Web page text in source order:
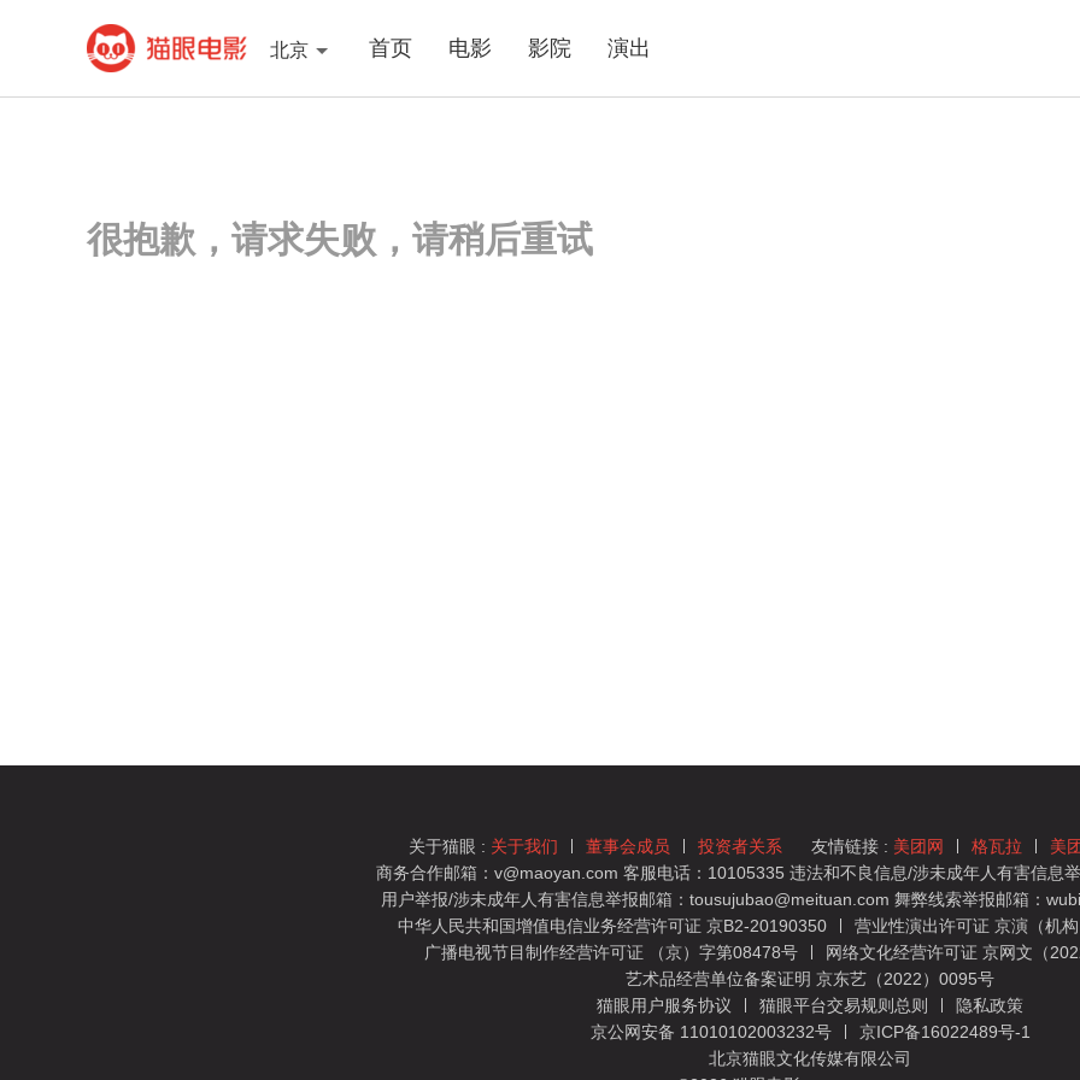
北京 首页 电影 影院 演出
很抱歉，请求失败，请稍后重试
关于猫眼 : 关于我们 董事会成员 投资者关系 友情链接 : 美团网 格瓦拉 美
商务合作邮箱：v@maoyan.com 客服电话：10105335 违法和不良信息/涉未成年人有害信息
用户举报/涉未成年人有害信息举报邮箱：tousujubao@meituan.com 舞弊线索举报邮箱：
中华人民共和国增值电信业务经营许可证 京B2-20190350
营业性演出许可证 京演（机
广播电视节目制作经营许可证 （京）字第08478号
网络文化经营许可证 京网文（
艺术品经营单位备案证明 京东艺（2022）0095号
猫眼用户服务协议
猫眼平台交易规则总则
隐私政策
京公网安备 11010102003232号
京ICP备16022489号-1
北京猫眼文化传媒有限公司